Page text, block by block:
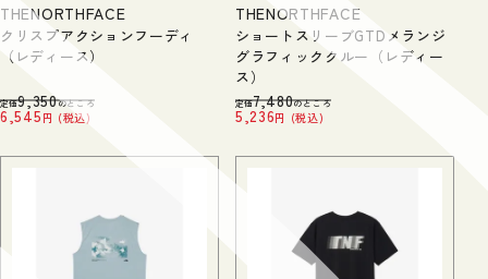
THENORTHFACE
クリスプアクションフーディ
（レディース）
定価9,350のところ
6,545 税込
THENORTHFACE
ショートスリーブGTDメランジ
グラフィッククルー（レディー
ス）
定価7,480のところ
5,236 税込